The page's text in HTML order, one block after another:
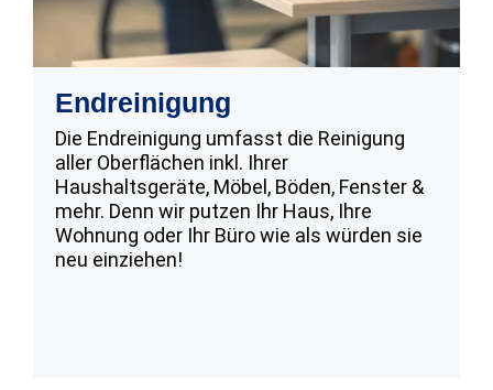
Endreinigung
Die Endreinigung umfasst die Reinigung
aller Oberflächen inkl. Ihrer
Haushaltsgeräte, Möbel, Böden, Fenster &
mehr. Denn wir putzen Ihr Haus, Ihre
Wohnung oder Ihr Büro wie als würden sie
neu einziehen!